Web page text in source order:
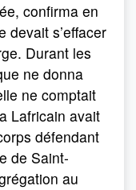
confirma en
devait s’effacer
Durant les
ne donna
ne comptait
Lafricain avait
défendant
de Saint-
au